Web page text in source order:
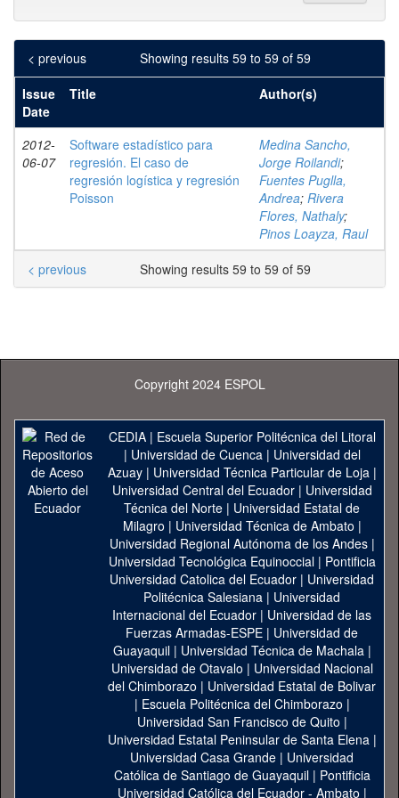
Showing results 59 to 59 of 59
< previous
Issue
Date
Title Author(s)
2012-
06-07
Software estadístico para
regresión. El caso de
regresión logística y regresión
Poisson
Medina Sancho,
Jorge Roilandi;
Fuentes Puglla,
Andrea; Rivera
Flores, Nathaly;
Pinos Loayza, Raul
Showing results 59 to 59 of 59
< previous
Copyright 2024 ESPOL
CEDIA| Escuela Superior Politécnica del Litoral
| Universidad de Cuenca| Universidad del
Azuay| Universidad Técnica Particular de Loja|
Universidad Central del Ecuador| Universidad
Técnica del Norte | Universidad Estatal de
Milagro | Universidad Técnica de Ambato |
Universidad Regional Autónoma de los Andes|
Universidad Tecnológica Equinoccial| Pontificia
Universidad Catolica del Ecuador | Universidad
Politécnica Salesiana | Universidad
Internacional del Ecuador | Universidad de las
Fuerzas Armadas-ESPE | Universidad de
Guayaquil| Universidad Técnica de Machala|
Universidad de Otavalo | Universidad Nacional
del Chimborazo | Universidad Estatal de Bolivar
| Escuela Politécnica del Chimborazo |
Universidad San Francisco de Quito |
Universidad Estatal Peninsular de Santa Elena|
Universidad Casa Grande | Universidad
Católica de Santiago de Guayaquil| Pontificia
Universidad Católica del Ecuador - Ambato |